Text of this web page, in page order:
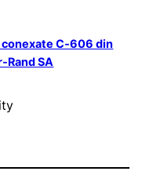
C‑606 din
SA